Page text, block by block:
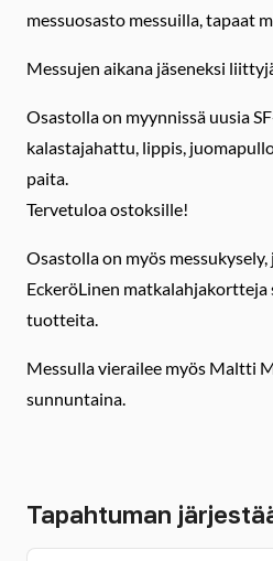
messuosasto messuilla, tapaat
Messujen aikana jäseneksi
Osastolla on myynnissä uusia
kalastajahattu, lippis,
paita.
Tervetuloa ostoksille!
Osastolla on myös
EckeröLinen matkalahjakortteja
tuotteita.
Messulla vierailee myös Maltti
sunnuntaina.
Tapahtuman